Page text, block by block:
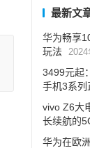
最新文
华为畅享
玩法 2024
3499元起
手机3系列
vivo Z6大
长续航的
华为在欧